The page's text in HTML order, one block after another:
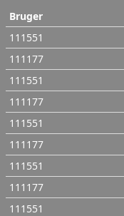
Bruger
111551
111177
111551
111177
111551
111177
111551
111177
111551